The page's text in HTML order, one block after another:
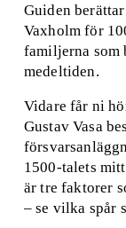
Guiden
Vaxholm för
familjerna som
medeltiden.
Vidare får ni
Gustav Vasa
1500-talets
är tre faktorer
– se vilka spår